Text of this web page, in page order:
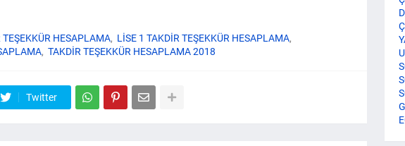
HESAPLAMA
LİSE 1 TAKDİR TEŞEKKÜR HESAPLAMA
TAKDİR TEŞEKKÜR HESAPLAMA 2018
Twitter